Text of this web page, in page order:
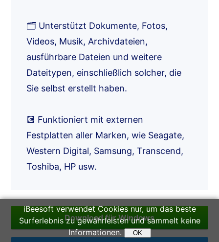
🗂️ Unterstützt Dokumente, Fotos,
Videos, Musik, Archivdateien,
ausführbare Dateien und weitere
Dateitypen, einschließlich solcher, die
Sie selbst erstellt haben.
💽 Funktioniert mit externen
Festplatten aller Marken, wie Seagate,
Western Digital, Samsung, Transcend,
Toshiba, HP usw.
Download für Windows
iBeesoft verwendet Cookies nur, um das beste
Surferlebnis zu gewährleisten und sammelt keine
Informationen.
OK